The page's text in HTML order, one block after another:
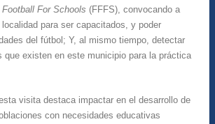
For Schools (FFFS), convocando a
para ser capacitados, y poder
del fútbol; Y, al mismo tiempo, detectar
que existen en este municipio para la práctica
visita destaca impactar en el desarrollo de
con necesidades educativas